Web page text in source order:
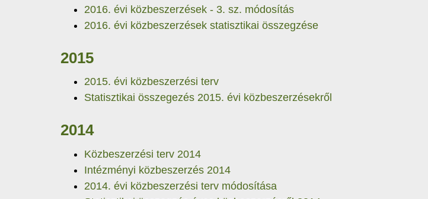
2016. évi közbeszerzések - 3. sz. módosítás
2016. évi közbeszerzések statisztikai összegzése
2015
2015. évi közbeszerzési terv
Statisztikai összegezés 2015. évi közbeszerzésekről
2014
Közbeszerzési terv 2014
Intézményi közbeszerzés 2014
2014. évi közbeszerzési terv módosítása